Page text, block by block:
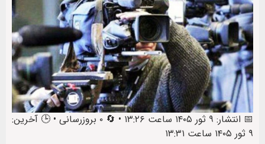
📅 انتشار: ۹ ثور ۱۴۰۵ ساعت ۱۳:۲۶ • 🔄 ۰ بروزرسانی • 🕒 آخرین:
۹ ثور ۱۴۰۵ ساعت ۱۳:۳۱